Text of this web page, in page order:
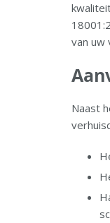
van uw
Naast